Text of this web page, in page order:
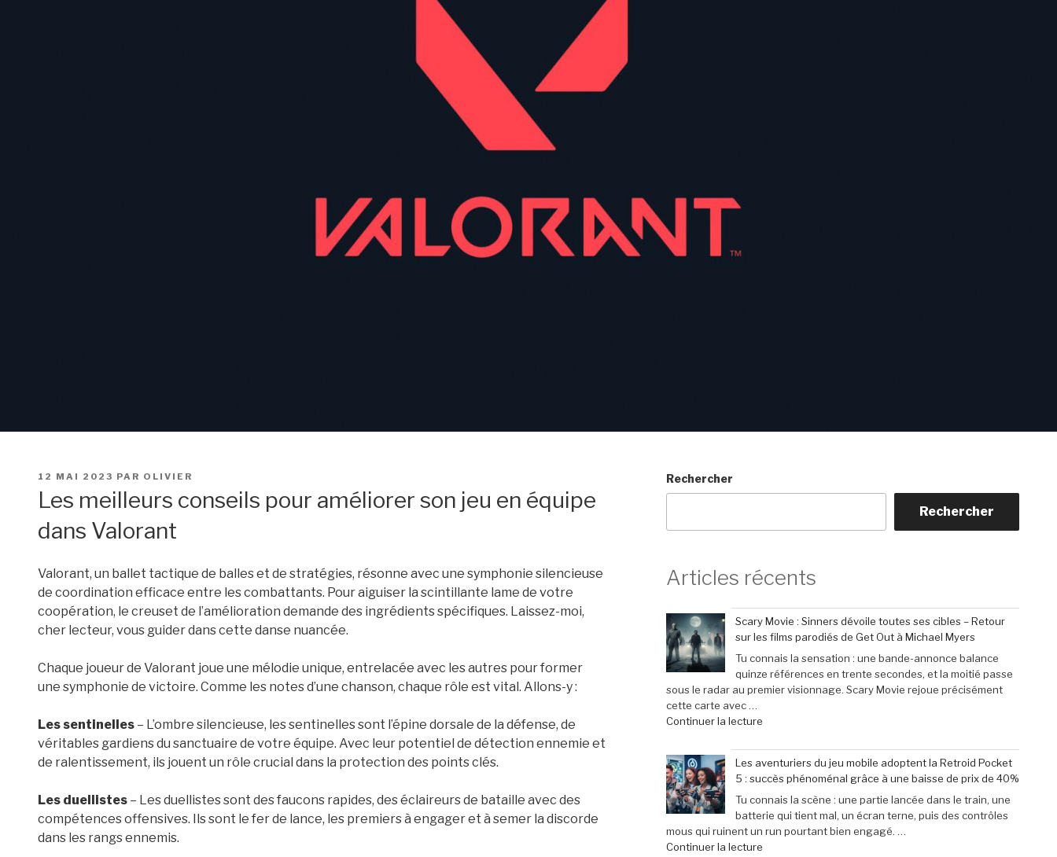
PUBLIÉ
12 MAI 2023 PAR OLIVIER
Les meilleurs conseils pour améliorer son jeu en équipe
dans Valorant
Valorant, un ballet tactique de balles et de stratégies, résonne avec une symphonie silencieuse
de coordination efficace entre les combattants. Pour aiguiser la scintillante lame de votre
coopération, le creuset de l’amélioration demande des ingrédients spécifiques. Laissez-moi,
cher lecteur, vous guider dans cette danse nuancée.
Chaque joueur de Valorant joue une mélodie unique, entrelacée avec les autres pour former
une symphonie de victoire. Comme les notes d’une chanson, chaque rôle est vital. Allons-y :
Les sentinelles – L’ombre silencieuse, les sentinelles sont l’épine dorsale de la défense, de
véritables gardiens du sanctuaire de votre équipe. Avec leur potentiel de détection ennemie et
de ralentissement, ils jouent un rôle crucial dans la protection des points clés.
Les duellistes – Les duellistes sont des faucons rapides, des éclaireurs de bataille avec des
compétences offensives. Ils sont le fer de lance, les premiers à engager et à semer la discorde
dans les rangs ennemis.
Rechercher
Rechercher
Articles récents
Scary Movie : Sinners dévoile toutes ses cibles – Retour
sur les films parodiés de Get Out à Michael Myers
Tu connais la sensation : une bande-annonce balance
quinze références en trente secondes, et la moitié passe
sous le radar au premier visionnage. Scary Movie rejoue précisément
cette carte avec …
Continuer la lecturede
Movie
:
Sinners
dévoile
toutes
ses
cibles
Les aventuriers du jeu mobile adoptent la Retroid Pocket
5 : succès phénoménal grâce à une baisse de prix de 40%
Tu connais la scène : une partie lancée dans le train, une
batterie qui tient mal, un écran terne, puis des contrôles
mous qui ruinent un run pourtant bien engagé. …
Continuer la lecturede